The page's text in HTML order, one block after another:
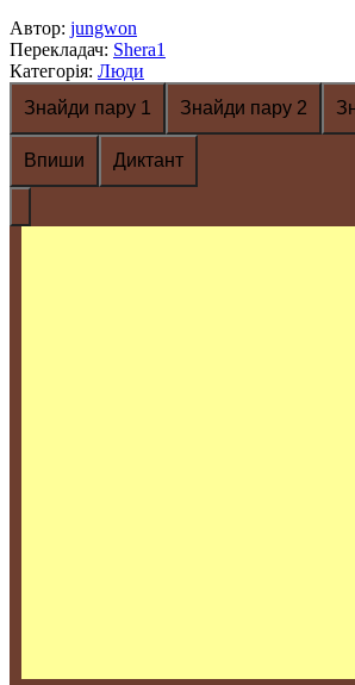
Автор: jungwon
Перекладач: Shera1
Категорія: Люди
Знайди пару 1
Знайди пару 2
Впиши Диктант